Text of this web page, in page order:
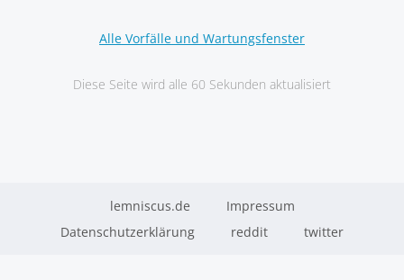
Alle Vorfälle und Wartungsfenster
Diese Seite wird alle 60 Sekunden aktualisiert
lemniscus.de
Impressum
Datenschutzerklärung
reddit twitter